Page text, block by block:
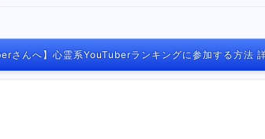
さんへ】心霊系YouTuberランキングに参加する方法